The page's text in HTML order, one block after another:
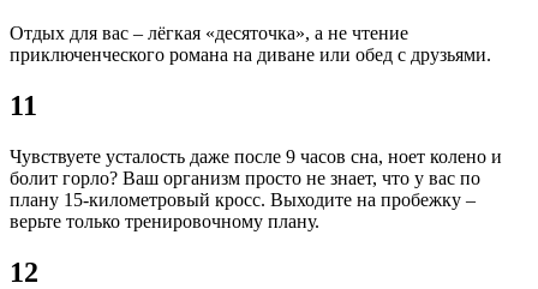
Отдых для вас – лёгкая «десяточка», а не чтение
приключенческого романа на диване или обед с друзьями.
11
Чувствуете усталость даже после 9 часов сна, ноет колено и
болит горло? Ваш организм просто не знает, что у вас по
плану 15-километровый кросс. Выходите на пробежку –
верьте только тренировочному плану.
12